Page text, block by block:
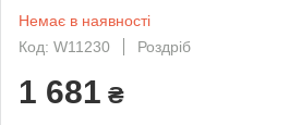
Немає в наявності
Код: W11230
Роздріб
1 681 ₴